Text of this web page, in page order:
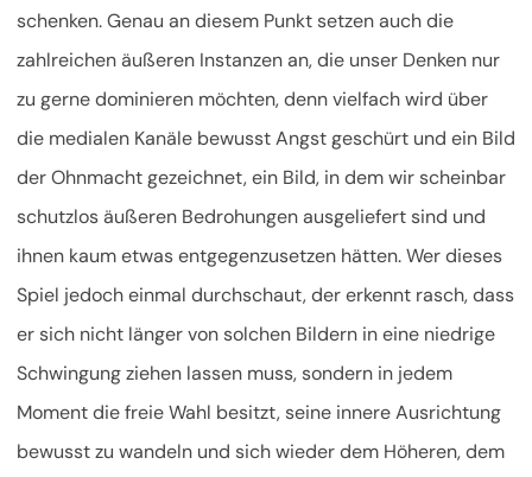
schenken. Genau an diesem Punkt setzen auch die
zahlreichen äußeren Instanzen an, die unser Denken nur
zu gerne dominieren möchten, denn vielfach wird über
die medialen Kanäle bewusst Angst geschürt und ein Bild
der Ohnmacht gezeichnet, ein Bild, in dem wir scheinbar
schutzlos äußeren Bedrohungen ausgeliefert sind und
ihnen kaum etwas entgegenzusetzen hätten. Wer dieses
Spiel jedoch einmal durchschaut, der erkennt rasch, dass
er sich nicht länger von solchen Bildern in eine niedrige
Schwingung ziehen lassen muss, sondern in jedem
Moment die freie Wahl besitzt, seine innere Ausrichtung
bewusst zu wandeln und sich wieder dem Höheren, dem